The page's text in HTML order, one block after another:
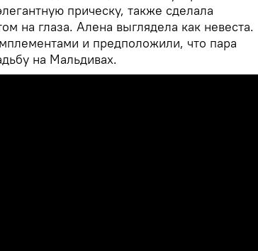
прическу, также сделала
на глаза. Алена выглядела как невеста.
и предположили, что пара
на Мальдивах.